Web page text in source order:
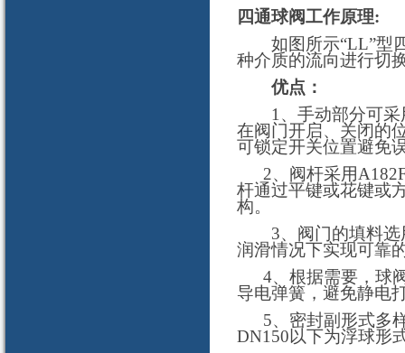
四通球阀工作原理:
如图所示“LL”型四
种介质的流向进行切
优点：
1、手动部分可采
在阀门开启、关闭的
可锁定开关位置避免
2、阀杆采用A182F
杆通过平键或花键或
构。
3、阀门的填料选
润滑情况下实现可靠
4、根据需要，球
导电弹簧，避免静电
5、密封副形式多样
DN150以下为浮球形